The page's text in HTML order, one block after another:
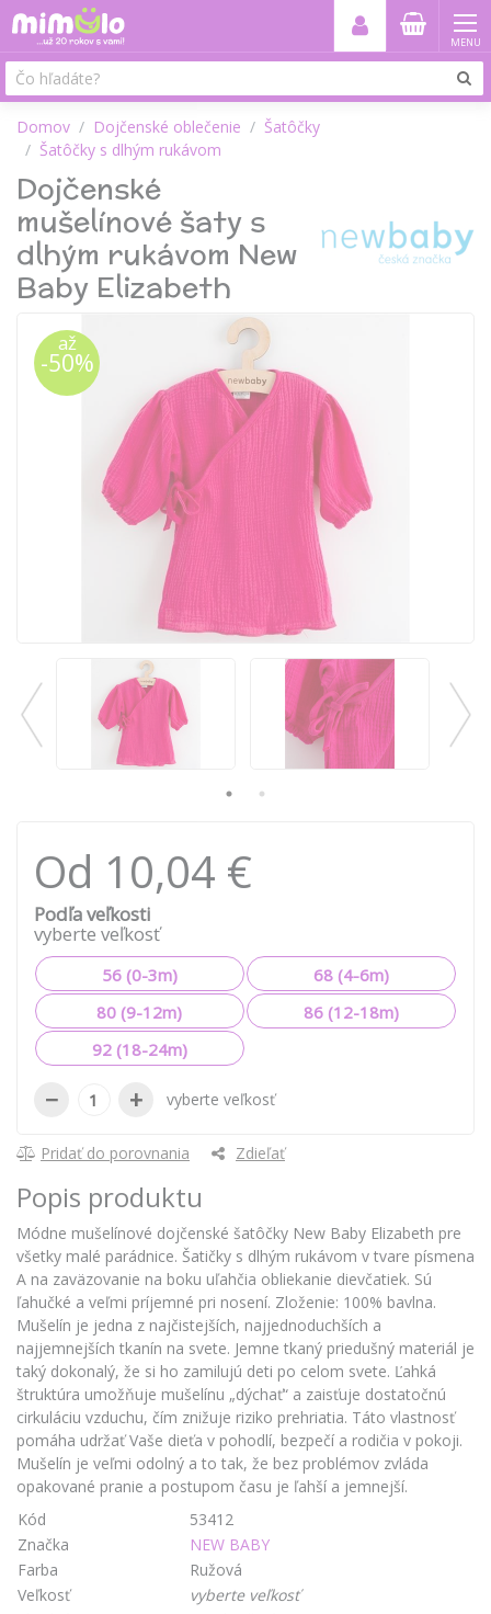
MENU
Domov Dojčenské oblečenie
Šatôčky
Šatôčky s dlhým rukávom
Dojčenské
mušelínové šaty s
dlhým rukávom New
Baby Elizabeth
až
-50%
Od 10,04 €
Podľa veľkosti
vyberte veľkosť
56 (0-3m)
68 (4-6m)
80 (9-12m)
86 (12-18m)
92 (18-24m)
− + vyberte veľkosť
Pridať do porovnania Zdieľať
Popis produktu
Módne mušelínové dojčenské šatôčky New Baby Elizabeth pre
všetky malé parádnice. Šatičky s dlhým rukávom v tvare písmena
A na zaväzovanie na boku uľahčia obliekanie dievčatiek. Sú
ľahučké a veľmi príjemné pri nosení. Zloženie: 100% bavlna.
Mušelín je jedna z najčistejších, najjednoduchších a
najjemnejších tkanín na svete. Jemne tkaný priedušný materiál je
taký dokonalý, že si ho zamilujú deti po celom svete. Ľahká
štruktúra umožňuje mušelínu „dýchať“ a zaisťuje dostatočnú
cirkuláciu vzduchu, čím znižuje riziko prehriatia. Táto vlastnosť
pomáha udržať Vaše dieťa v pohodlí, bezpečí a rodičia v pokoji.
Mušelín je veľmi odolný a to tak, že bez problémov zvláda
opakované pranie a postupom času je ľahší a jemnejší.
Kód
53412
Značka
NEW BABY
Farba
Ružová
Veľkosť
vyberte veľkosť